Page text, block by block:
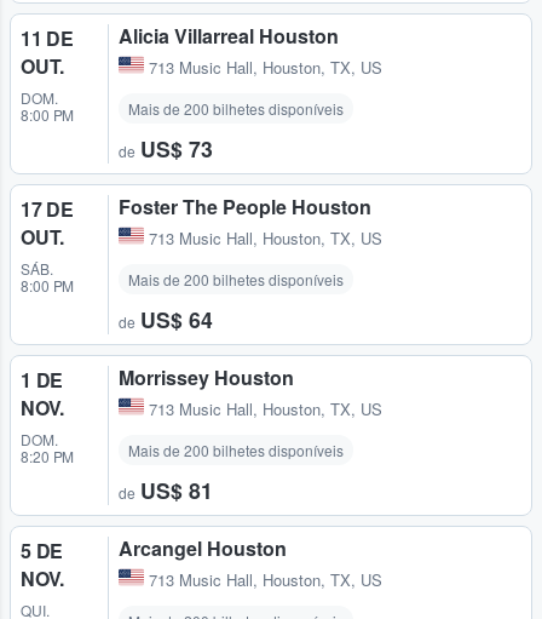
11 DE
OUT.
DOM.
8:00 PM
Alicia Villarreal Houston
713 Music Hall, Houston, TX, US
Mais de 200 bilhetes disponíveis
de US$ 73
17 DE
OUT.
SÁB.
8:00 PM
Foster The People Houston
713 Music Hall, Houston, TX, US
Mais de 200 bilhetes disponíveis
de US$ 64
1 DE
NOV.
DOM.
8:20 PM
Morrissey Houston
713 Music Hall, Houston, TX, US
Mais de 200 bilhetes disponíveis
de US$ 81
5 DE
NOV.
QUI.
Arcangel Houston
713 Music Hall, Houston, TX, US